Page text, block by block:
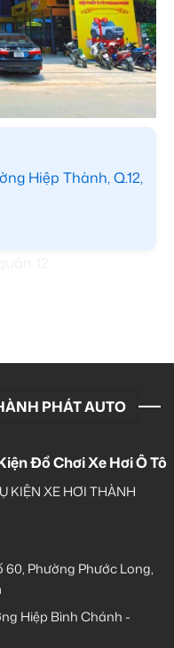
Hiệp Thành, Q.12,
PHÁT AUTO
Đồ Chơi Xe Hơi Ô Tô
KIỆN XE HƠI THÀNH
Phường Phước Long,
Hiệp Bình Chánh -